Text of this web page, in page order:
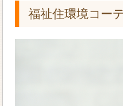
福祉住環境コー